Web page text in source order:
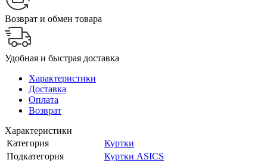
Возврат и обмен товара
Удобная и быстрая доставка
Характеристики
Доставка
Оплата
Возврат
Характеристики
Категория
Куртки
Подкатегория
Куртки ASICS